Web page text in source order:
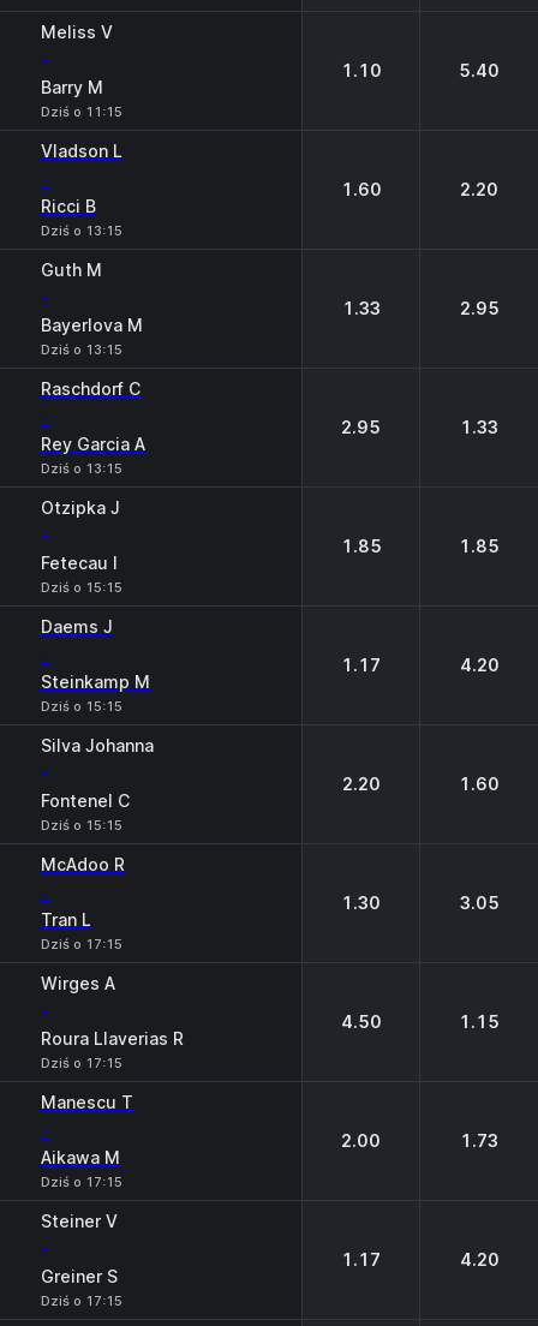
Meliss V
-
Barry M
Dziś o 11:15
1.10 5.40
Vladson L
-
Ricci B
Dziś o 13:15
1.60 2.20
Guth M
-
Bayerlova M
Dziś o 13:15
1.33 2.95
Raschdorf C
-
Rey Garcia A
Dziś o 13:15
2.95 1.33
Otzipka J
-
Fetecau I
Dziś o 15:15
1.85 1.85
Daems J
-
Steinkamp M
Dziś o 15:15
1.17 4.20
Silva Johanna
-
Fontenel C
Dziś o 15:15
2.20 1.60
McAdoo R
-
Tran L
Dziś o 17:15
1.30 3.05
Wirges A
-
Roura Llaverias R
Dziś o 17:15
4.50 1.15
Manescu T
-
Aikawa M
Dziś o 17:15
2.00 1.73
Steiner V
-
Greiner S
Dziś o 17:15
1.17 4.20